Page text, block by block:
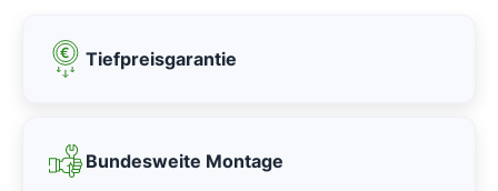
Tiefpreisgarantie
Bundesweite Montage